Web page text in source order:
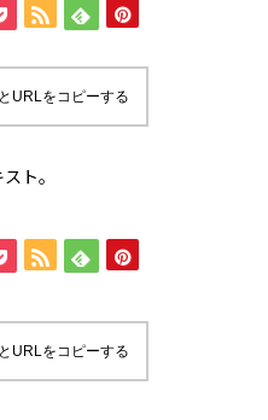
URLをコピーする
ト。
URLをコピーする